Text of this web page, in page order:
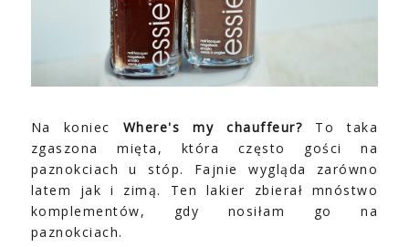
Na koniec Where's my chauffeur? To taka
zgaszona mięta, która często gości na
paznokciach u stóp. Fajnie wygląda zarówno
latem jak i zimą. Ten lakier zbierał mnóstwo
komplementów, gdy nosiłam go na
paznokciach.